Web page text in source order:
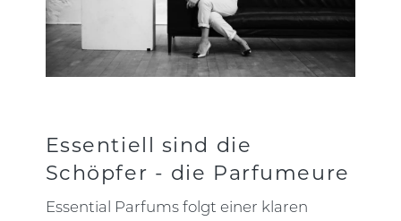
Essentiell sind die
Schöpfer - die Parfumeure
Essential Parfums folgt einer klaren